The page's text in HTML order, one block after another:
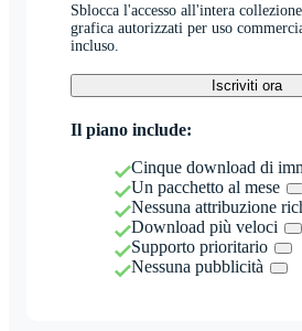
Sblocca l'accesso all'intera
grafica autorizzati per uso
incluso.
Iscriviti ora
Il piano include:
Cinque download di
Un pacchetto al mese
Nessuna attribuzione
Download più veloci
Supporto prioritario
Nessuna pubblicità